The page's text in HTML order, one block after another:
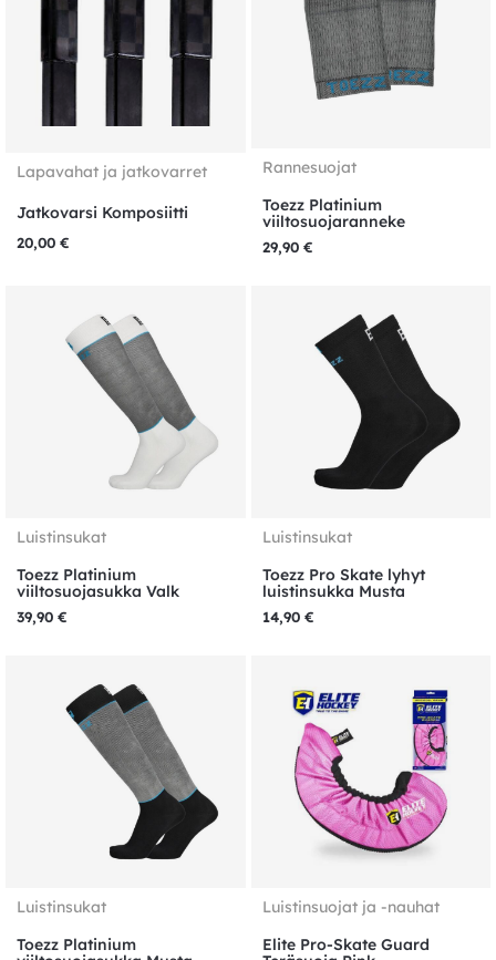
Lapavahat ja jatkovarret
Jatkovarsi Komposiitti
20,00 €
Rannesuojat
Toezz Platinium
viiltosuojaranneke
29,90 €
Luistinsukat
Toezz Platinium
viiltosuojasukka Valk
39,90 €
Luistinsukat
Toezz Pro Skate lyhyt
luistinsukka Musta
14,90 €
Luistinsukat
Toezz Platinium
Luistinsuojat ja -nauhat
Elite Pro-Skate Guard